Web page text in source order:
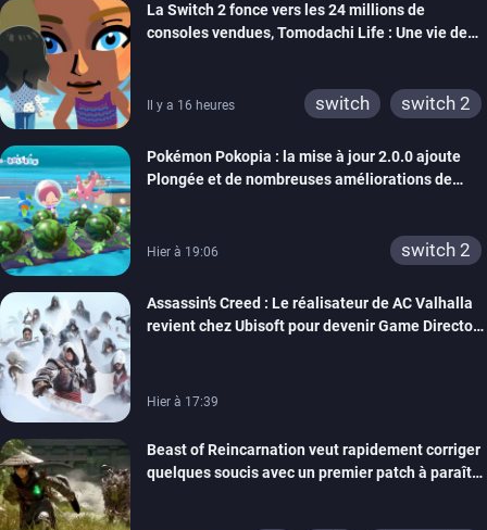
wiiu
3ds
ps3
xbox 360
switch 2
La Switch 2 fonce vers les 24 millions de
consoles vendues, Tomodachi Life : Une vie de
Il y a 16 heures switch switch 2
Pokémon Pokopia : la mise à jour 2.0.0 ajoute
Plongée et de nombreuses améliorations de
Hier à 19:06 switch 2
Assassin’s Creed : Le réalisateur de AC Valhalla
revient chez Ubisoft pour devenir Game Director
Hier à 17:39
Beast of Reincarnation veut rapidement corriger
quelques soucis avec un premier patch à paraître